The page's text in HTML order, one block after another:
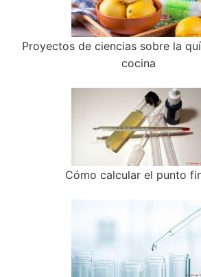
Proyectos de ciencias sobre la
cocina
Cómo calcular el punto